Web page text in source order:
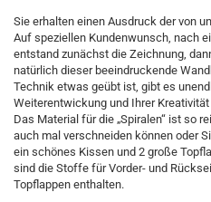
Sie erhalten einen Ausdruck der von
Auf speziellen Kundenwunsch, nach
entstand zunächst die Zeichnung,
natürlich dieser beeindruckende
Technik etwas geübt ist, gibt es
Weiterentwickung und Ihrer
Das Material für die „Spiralen“ ist so
auch mal verschneiden können oder
ein schönes Kissen und 2 große
sind die Stoffe für Vorder- und
Topflappen enthalten.